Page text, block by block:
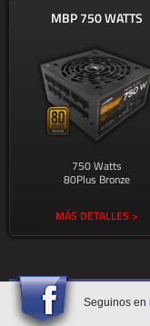
MBP 750 WATTS
750 Watts
80Plus Bronze
MÁS DETALLES >
Seguinos en